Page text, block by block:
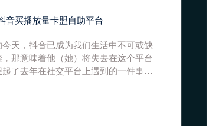
音买播放量卡盟自助平台
天，抖音已成为我们生活中不可或缺
那意味着他（她）将失去在这个平台
了去年在社交平台上遇到的一件事…